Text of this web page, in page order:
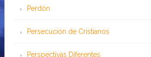
Perdón
Persecución de Cristianos
Perspectivas Diferentes